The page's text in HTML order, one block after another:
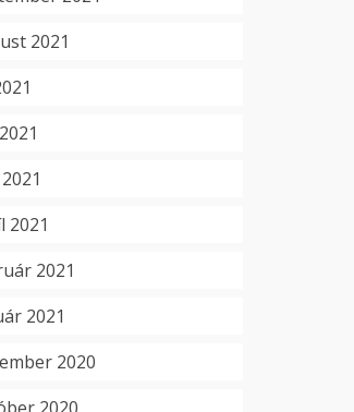
2021
2021
2021
2021
2020